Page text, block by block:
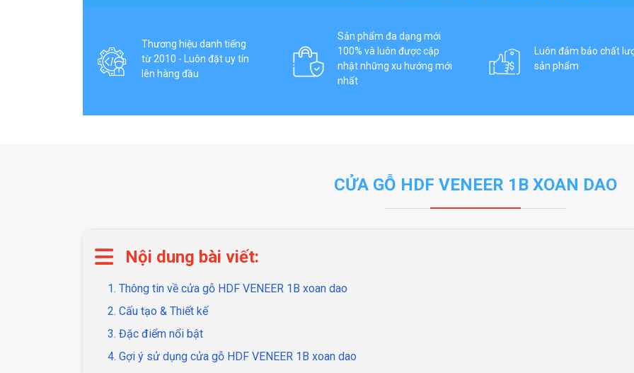
Thương hiệu danh tiếng
từ 2010 - Luôn đặt uy tín
lên hàng đầu
Sản phẩm đa dạng mới
100% và luôn được cập
nhật những xu hướng mới
nhất
Luôn đảm bảo chất
sản phẩm
CỬA GỖ HDF VENEER 1B XOAN DAO
Nội dung bài viết:
1. Thông tin về cửa gỗ HDF VENEER 1B xoan dao
2. Cấu tạo & Thiết kế
3. Đặc điểm nổi bật
4. Gợi ý sử dụng cửa gỗ HDF VENEER 1B xoan dao